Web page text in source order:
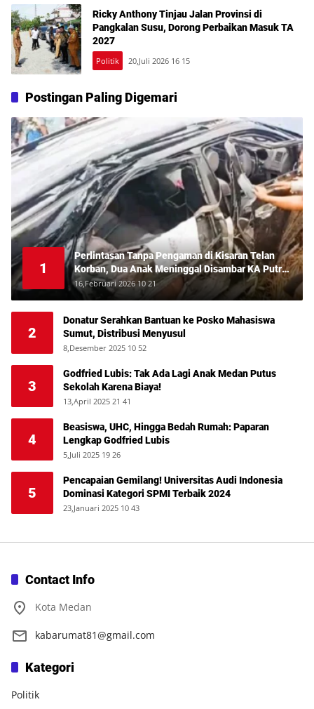
Ricky Anthony Tinjau Jalan Provinsi di
Pangkalan Susu, Dorong Perbaikan Masuk TA
2027
Politik 20,Juli 2026 16 15
Postingan Paling Digemari
1
Perlintasan Tanpa Pengaman di Kisaran Telan
Korban, Dua Anak Meninggal Disambar KA Putri
Deli
16,Februari 2026 10 21
2
Donatur Serahkan Bantuan ke Posko Mahasiswa
Sumut, Distribusi Menyusul
8,Desember 2025 10 52
3
Godfried Lubis: Tak Ada Lagi Anak Medan Putus
Sekolah Karena Biaya!
13,April 2025 21 41
4
Beasiswa, UHC, Hingga Bedah Rumah: Paparan
Lengkap Godfried Lubis
5,Juli 2025 19 26
5
Pencapaian Gemilang! Universitas Audi Indonesia
Dominasi Kategori SPMI Terbaik 2024
23,Januari 2025 10 43
Contact Info
Kota Medan
kabarumat81@gmail.com
Kategori
Politik